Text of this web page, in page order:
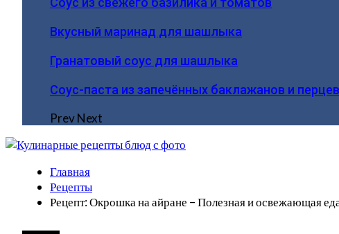
Вкусный маринад для шашлыка
Гранатовый соус для шашлыка
Соус-паста из запечённых баклажанов и перцев
PrevNext
Главная
Рецепты
Рецепт: Окрошка на айране – Полезная и освежающая